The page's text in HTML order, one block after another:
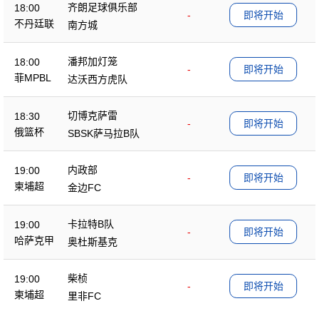
18:00
不丹廷联
齐朗足球俱乐部
-
南方城
即将开始
18:00
菲MPBL
潘邦加灯笼
-
达沃西方虎队
即将开始
18:30
俄篮杯
切博克萨雷
-
SBSK萨马拉B队
即将开始
19:00
柬埔超
内政部
-
金边FC
即将开始
19:00
哈萨克甲
卡拉特B队
-
奥杜斯基克
即将开始
19:00
柬埔超
柴桢
-
里非FC
即将开始